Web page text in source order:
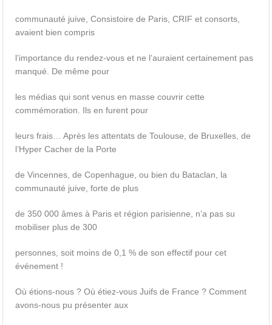
communauté juive, Consistoire de Paris, CRIF et consorts,
avaient bien compris
l’importance du rendez-vous et ne l’auraient certainement pas
manqué. De même pour
les médias qui sont venus en masse couvrir cette
commémoration. Ils en furent pour
leurs frais… Après les attentats de Toulouse, de Bruxelles, de
l’Hyper Cacher de la Porte
de Vincennes, de Copenhague, ou bien du Bataclan, la
communauté juive, forte de plus
de 350 000 âmes à Paris et région parisienne, n’a pas su
mobiliser plus de 300
personnes, soit moins de 0,1 % de son effectif pour cet
événement !
Où étions-nous ? Où étiez-vous Juifs de France ? Comment
avons-nous pu présenter aux